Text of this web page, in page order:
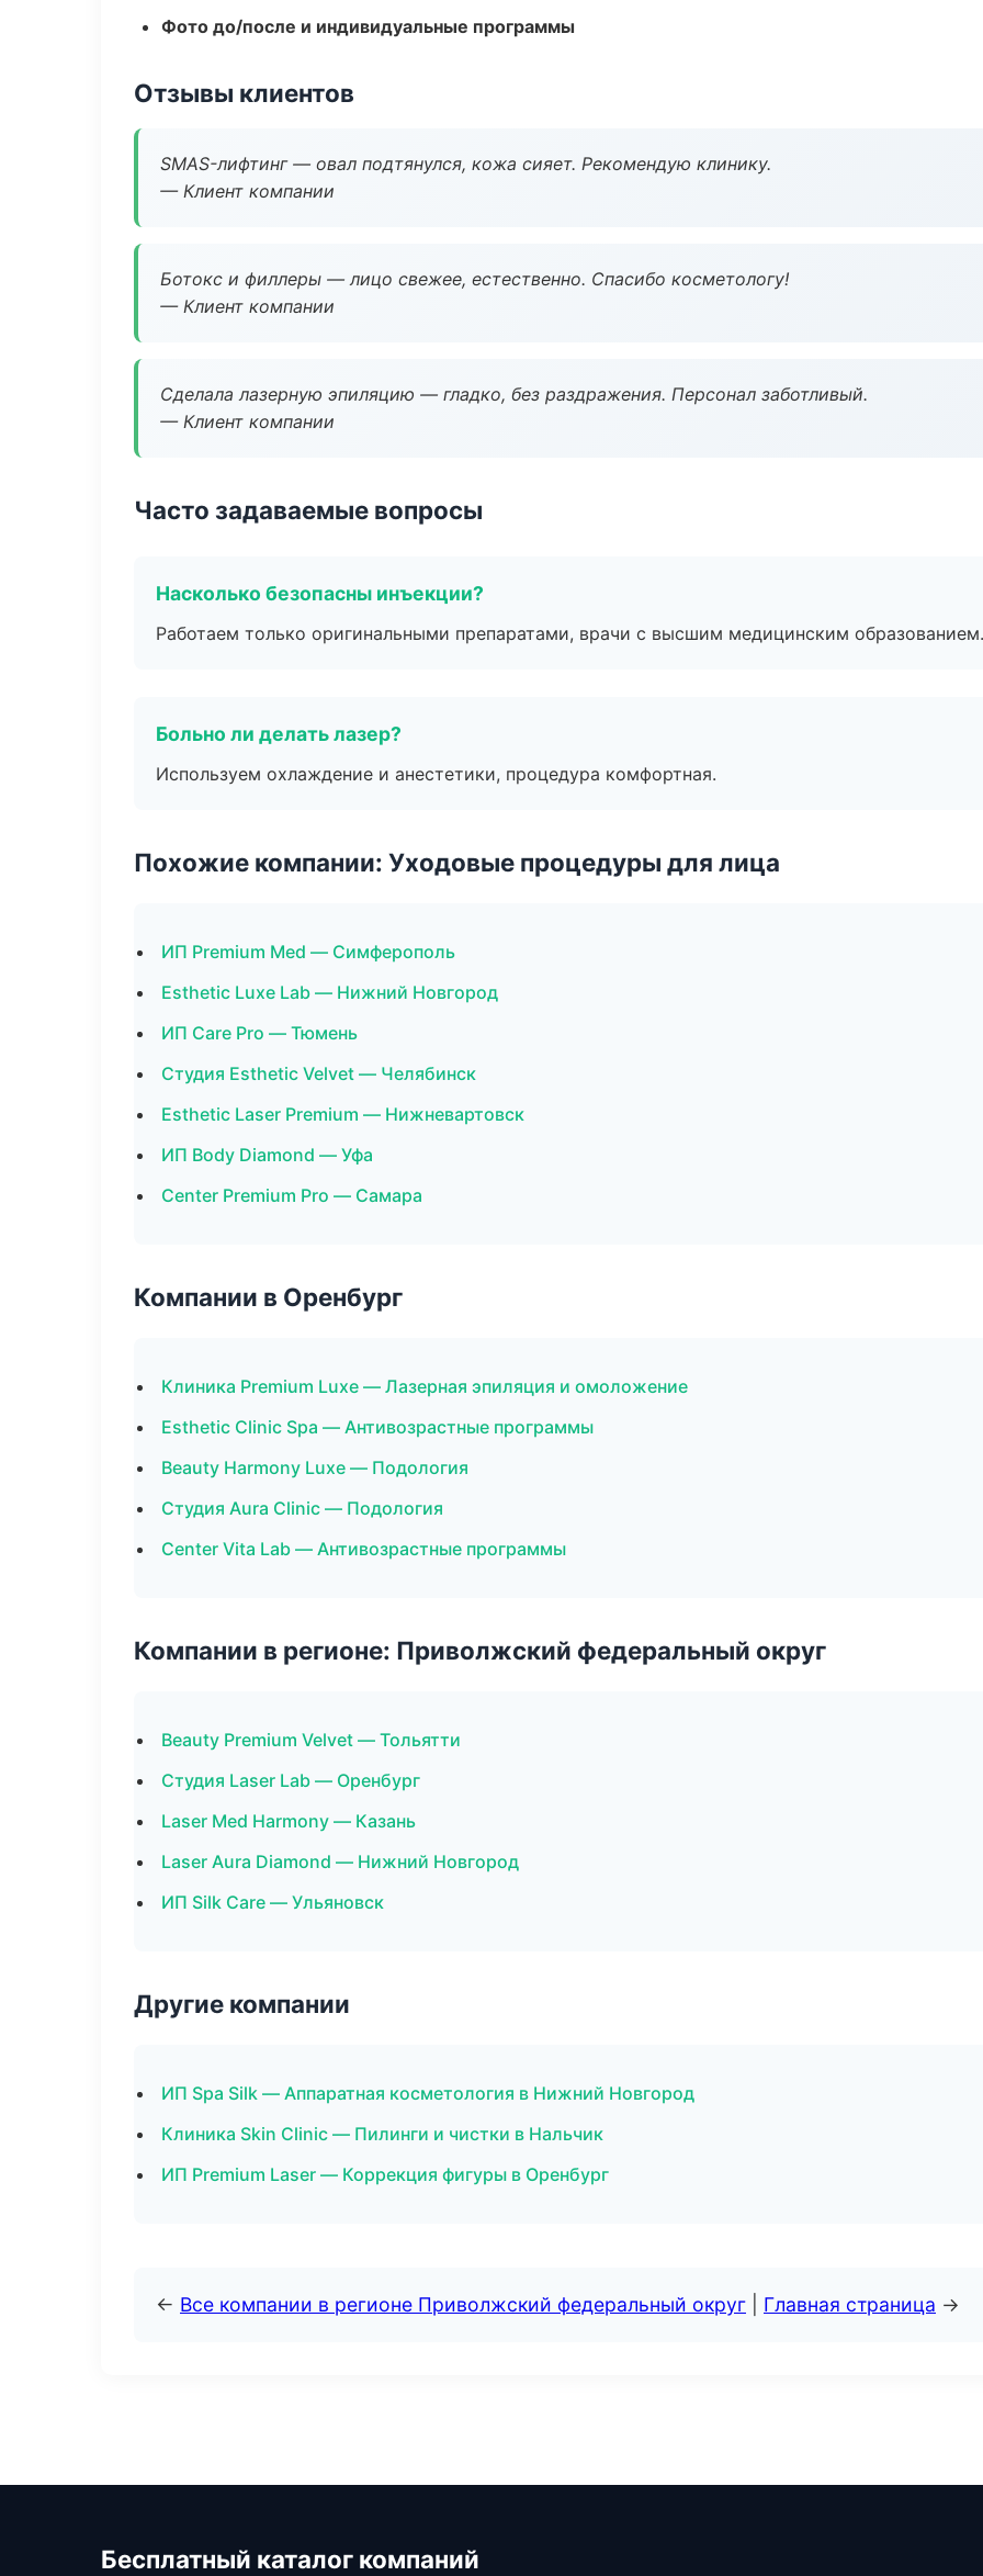
Фото до/после и индивидуальные программы
Отзывы клиентов
SMAS-лифтинг — овал подтянулся, кожа сияет. Рекомендую клинику.
— Клиент компании
Ботокс и филлеры — лицо свежее, естественно. Спасибо косметологу!
— Клиент компании
Сделала лазерную эпиляцию — гладко, без раздражения. Персонал заботливый.
— Клиент компании
Часто задаваемые вопросы
Насколько безопасны инъекции?
Работаем только оригинальными препаратами, врачи с высшим медицинским образованием.
Больно ли делать лазер?
Используем охлаждение и анестетики, процедура комфортная.
Похожие компании: Уходовые процедуры для лица
ИП Premium Med — Симферополь
Esthetic Luxe Lab — Нижний Новгород
ИП Care Pro — Тюмень
Студия Esthetic Velvet — Челябинск
Esthetic Laser Premium — Нижневартовск
ИП Body Diamond — Уфа
Center Premium Pro — Самара
Компании в Оренбург
Клиника Premium Luxe — Лазерная эпиляция и омоложение
Esthetic Clinic Spa — Антивозрастные программы
Beauty Harmony Luxe — Подология
Студия Aura Clinic — Подология
Center Vita Lab — Антивозрастные программы
Компании в регионе: Приволжский федеральный округ
Beauty Premium Velvet — Тольятти
Студия Laser Lab — Оренбург
Laser Med Harmony — Казань
Laser Aura Diamond — Нижний Новгород
ИП Silk Care — Ульяновск
Другие компании
ИП Spa Silk — Аппаратная косметология в Нижний Новгород
Клиника Skin Clinic — Пилинги и чистки в Нальчик
ИП Premium Laser — Коррекция фигуры в Оренбург
← Все компании в регионе Приволжский федеральный округ Главная страница →
Бесплатный каталог компаний